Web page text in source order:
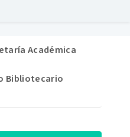
Académica
Bibliotecario